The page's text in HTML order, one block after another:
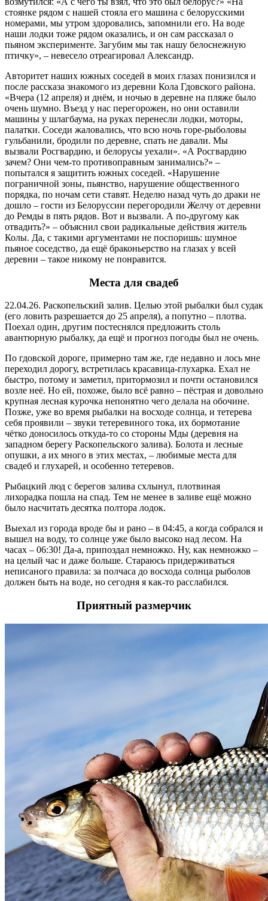
стоянке рядом с нашей стояла его машина с белорусскими
номерами, мы утром здоровались, запомнили его. На воде
наши лодки тоже рядом оказались, и он сам рассказал о
пьяном эксперименте. Загубим мы так нашу белоснежную
птичку», – невесело отреагировал Александр.
Авторитет наших южных соседей в моих глазах понизился и
после рассказа знакомого из деревни Кола Гдовского района.
«Вчера (12 апреля) и днём, и ночью в деревне на пляже было
очень шумно. Въезд у нас перегорожен, но они оставили
машины у шлагбаума, на руках перенесли лодки, моторы,
палатки. Соседи жаловались, что всю ночь горе-рыболовы
гульбанили, бродили по деревне, спать не давали. Мы
вызвали Росгвардию, и белорусы уехали». «А Росгвардию
зачем? Они чем-то противоправным занимались?» –
попытался я защитить южных соседей. «Нарушение
пограничной зоны, пьянство, нарушение общественного
порядка, по ночам сети ставят. Неделю назад чуть до драки не
дошло – гости из Белоруссии перегородили Желчу от деревни
до Ремды в пять рядов. Вот и вызвали. А по-другому как
отвадить?» – объяснил свои радикальные действия житель
Колы. Да, с такими аргументами не поспоришь: шумное
пьяное соседство, да ещё браконьерство на глазах у всей
деревни – такое никому не понравится.
Места для свадеб
22.04.26. Раскопельский залив. Целью этой рыбалки был судак
(его ловить разрешается до 25 апреля), а попутно – плотва.
Поехал один, другим постеснялся предложить столь
авантюрную рыбалку, да ещё и прогноз погоды был не очень.
По гдовской дороге, примерно там же, где недавно и лось мне
переходил дорогу, встретилась красавица-глухарка. Ехал не
быстро, потому и заметил, притормозил и почти остановился
возле неё. Но ей, похоже, было всё равно – пёстрая и довольно
крупная лесная курочка непонятно чего делала на обочине.
Позже, уже во время рыбалки на восходе солнца, и тетерева
себя проявили – звуки тетеревиного тока, их бормотание
чётко доносилось откуда-то со стороны Мды (деревня на
западном берегу Раскопельского залива). Болота и лесные
опушки, а их много в этих местах, – любимые места для
свадеб и глухарей, и особенно тетеревов.
Рыбацкий люд с берегов залива схлынул, плотвиная
лихорадка пошла на спад. Тем не менее в заливе ещё можно
было насчитать десятка полтора лодок.
Выехал из города вроде бы и рано – в 04:45, а когда собрался и
вышел на воду, то солнце уже было высоко над лесом. На
часах – 06:30! Да-а, припоздал немножко. Ну, как немножко –
на целый час и даже больше. Стараюсь придерживаться
неписаного правила: за полчаса до восхода солнца рыболов
должен быть на воде, но сегодня я как-то расслабился.
Приятный размерчик